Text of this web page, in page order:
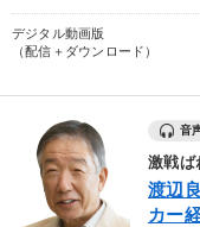
デジタル動画版
（配信＋ダウンロード）
音
激戦ば
渡辺
カー